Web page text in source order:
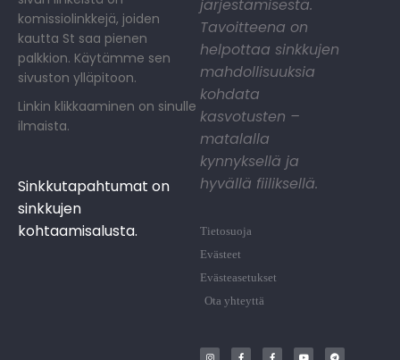
komissiolinkkejä, joiden
kautta St saa pienen
palkkion. Käytämme sen
sivuston ylläpitoon.
Linkin klikkaaminen on sinulle
ilmaista.
Sinkkutapahtumat on
sinkkujen
kohtaamisalusta.
järjestämisestä.
Tavoitteena on
helpottaa sinkkujen
mahdollisuuksia
kohdata
kasvotusten –
matalalla
kynnyksellä ja
hyvällä fiiliksellä.
Tietosuoja
Evästeet
Evästeasetukset
Ota yhteyttä